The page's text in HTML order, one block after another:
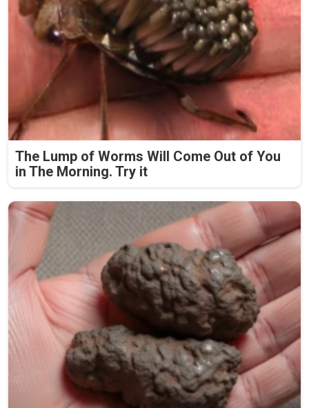
The Lump of Worms Will Come Out of You
in The Morning. Try it